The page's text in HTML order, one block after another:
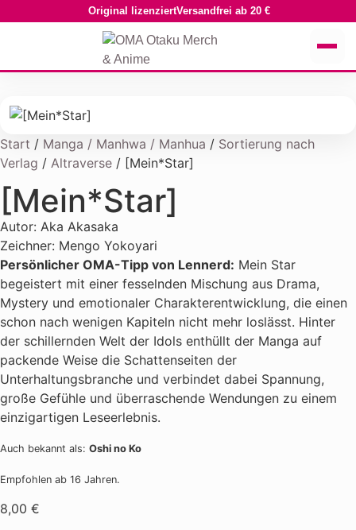
Original lizenziertVersandfrei ab 20 €
Start / Manga / Manhwa / Manhua / Sortierung nach
Verlag / Altraverse / [Mein*Star]
[Mein*Star]
Autor: Aka Akasaka
Zeichner: Mengo Yokoyari
Persönlicher OMA-Tipp von Lennerd: Mein Star
begeistert mit einer fesselnden Mischung aus Drama,
Mystery und emotionaler Charakterentwicklung, die einen
schon nach wenigen Kapiteln nicht mehr loslässt. Hinter
der schillernden Welt der Idols enthüllt der Manga auf
packende Weise die Schattenseiten der
Unterhaltungsbranche und verbindet dabei Spannung,
große Gefühle und überraschende Wendungen zu einem
einzigartigen Leseerlebnis.
Auch bekannt als: Oshi no Ko
Empfohlen ab 16 Jahren.
8,00 €